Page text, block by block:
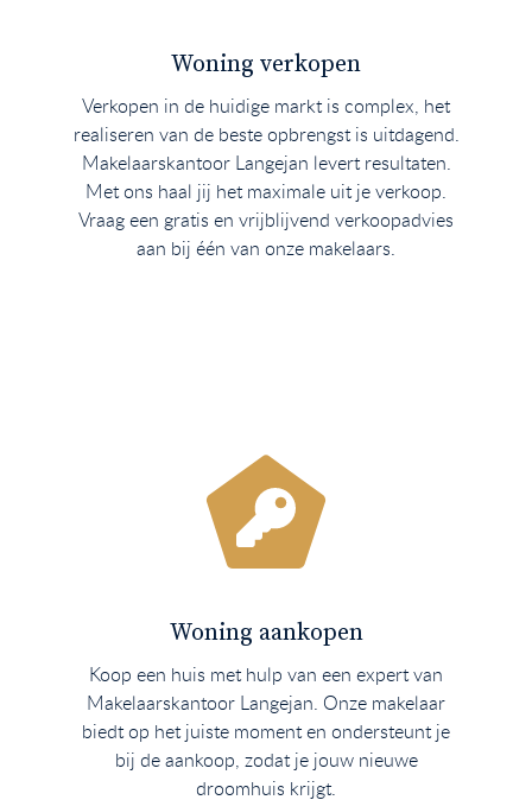
Woning verkopen
Verkopen in de huidige markt is complex, het
realiseren van de beste opbrengst is uitdagend.
Makelaarskantoor Langejan levert resultaten.
Met ons haal jij het maximale uit je verkoop.
Vraag een gratis en vrijblijvend verkoopadvies
aan bij één van onze makelaars.
Woning aankopen
Koop een huis met hulp van een expert van
Makelaarskantoor Langejan. Onze makelaar
biedt op het juiste moment en ondersteunt je
bij de aankoop, zodat je jouw nieuwe
droomhuis krijgt.